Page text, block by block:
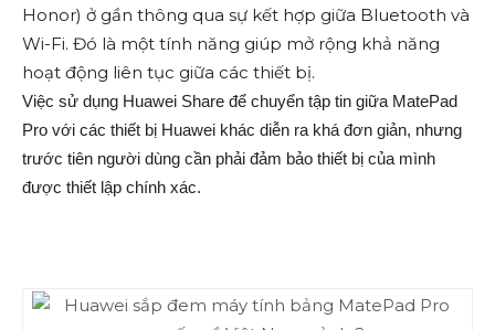
Honor) ở gần thông qua sự kết hợp giữa Bluetooth và
Wi-Fi. Đó là một tính năng giúp mở rộng khả năng
hoạt động liên tục giữa các thiết bị.
Việc sử dụng Huawei Share để chuyển tập tin giữa MatePad
Pro với các thiết bị Huawei khác diễn ra khá đơn giản, nhưng
trước tiên người dùng cần phải đảm bảo thiết bị của mình
được thiết lập chính xác.